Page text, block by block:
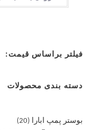
فیلتر براساس قیمت:
دسته بندی محصولات
بوستر پمپ ابارا
20